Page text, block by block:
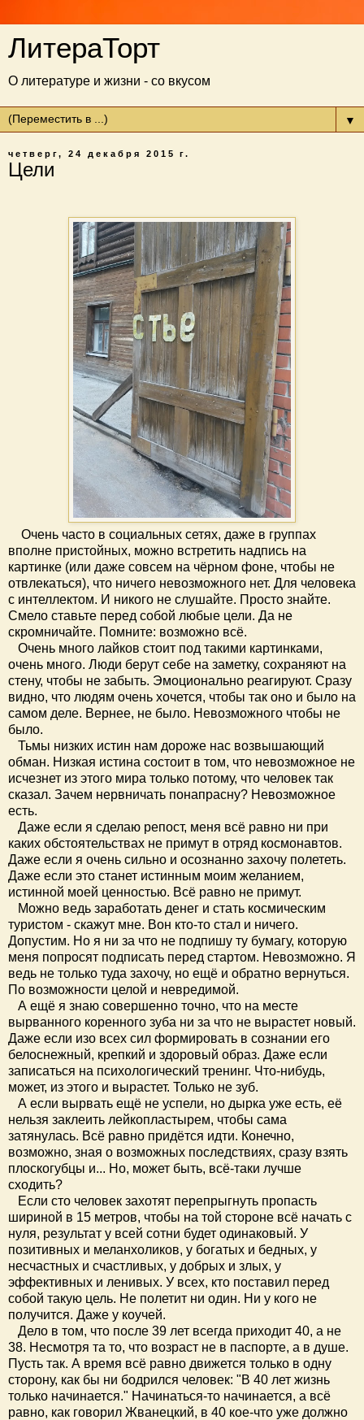
ЛитераТорт
О литературе и жизни - со вкусом
▼
четверг, 24 декабря 2015 г.
Цели
Очень часто в социальных сетях, даже в группах
вполне пристойных, можно встретить надпись на
картинке (или даже совсем на чёрном фоне, чтобы не
отвлекаться), что ничего невозможного нет. Для человека
с интеллектом. И никого не слушайте. Просто знайте.
Смело ставьте перед собой любые цели. Да не
скромничайте. Помните: возможно всё.
Очень много лайков стоит под такими картинками,
очень много. Люди берут себе на заметку, сохраняют на
стену, чтобы не забыть. Эмоционально реагируют. Сразу
видно, что людям очень хочется, чтобы так оно и было на
самом деле. Вернее, не было. Невозможного чтобы не
было.
Тьмы низких истин нам дороже нас возвышающий
обман. Низкая истина состоит в том, что невозможное не
исчезнет из этого мира только потому, что человек так
сказал. Зачем нервничать понапрасну? Невозможное
есть.
Даже если я сделаю репост, меня всё равно ни при
каких обстоятельствах не примут в отряд космонавтов.
Даже если я очень сильно и осознанно захочу полететь.
Даже если это станет истинным моим желанием,
истинной моей ценностью. Всё равно не примут.
Можно ведь заработать денег и стать космическим
туристом - скажут мне. Вон кто-то стал и ничего.
Допустим. Но я ни за что не подпишу ту бумагу, которую
меня попросят подписать перед стартом. Невозможно. Я
ведь не только туда захочу, но ещё и обратно вернуться.
По возможности целой и невредимой.
А ещё я знаю совершенно точно, что на месте
вырванного коренного зуба ни за что не вырастет новый.
Даже если изо всех сил формировать в сознании его
белоснежный, крепкий и здоровый образ. Даже если
записаться на психологический тренинг. Что-нибудь,
может, из этого и вырастет. Только не зуб.
А если вырвать ещё не успели, но дырка уже есть, её
нельзя заклеить лейкопластырем, чтобы сама
затянулась. Всё равно придётся идти. Конечно,
возможно, зная о возможных последствиях, сразу взять
плоскогубцы и... Но, может быть, всё-таки лучше
сходить?
Если сто человек захотят перепрыгнуть пропасть
шириной в 15 метров, чтобы на той стороне всё начать с
нуля, результат у всей сотни будет одинаковый. У
позитивных и меланхоликов, у богатых и бедных, у
несчастных и счастливых, у добрых и злых, у
эффективных и ленивых. У всех, кто поставил перед
собой такую цель. Не полетит ни один. Ни у кого не
получится. Даже у коучей.
Дело в том, что после 39 лет всегда приходит 40, а не
38. Несмотря та то, что возраст не в паспорте, а в душе.
Пусть так. А время всё равно движется только в одну
сторону, как бы ни бодрился человек: "В 40 лет жизнь
только начинается." Начинаться-то начинается, а всё
равно, как говорил Жванецкий, в 40 кое-что уже должно